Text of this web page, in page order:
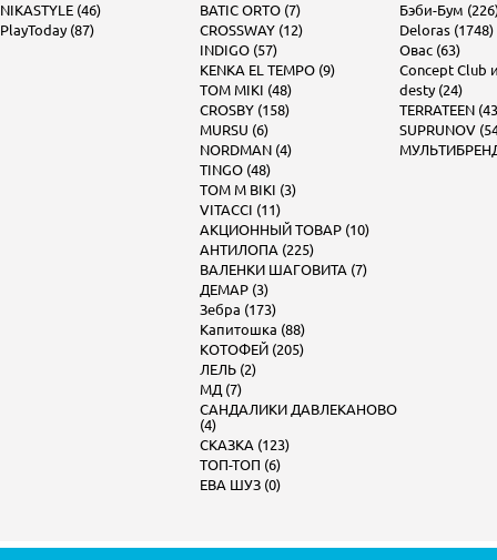
NIKASTYLE (46)
PlayToday (87)
BATIC ORTO (7)
CROSSWAY (12)
INDIGO (57)
KENKA EL TEMPO (9)
TOM MIKI (48)
CROSBY (158)
MURSU (6)
NORDMAN (4)
TINGO (48)
TOM M BIKI (3)
VITACCI (11)
АКЦИОННЫЙ ТОВАР (10)
АНТИЛОПА (225)
ВАЛЕНКИ ШАГОВИТА (7)
ДЕМАР (3)
Зебра (173)
Капитошка (88)
КОТОФЕЙ (205)
ЛЕЛЬ (2)
МД (7)
САНДАЛИКИ ДАВЛЕКАНОВО
(4)
СКАЗКА (123)
ТОП-ТОП (6)
ЕВА ШУЗ (0)
Бэби-Бум
Deloras (1748)
Овас (63)
Concept Club
desty (24)
TERRATEEN
SUPRUNOV